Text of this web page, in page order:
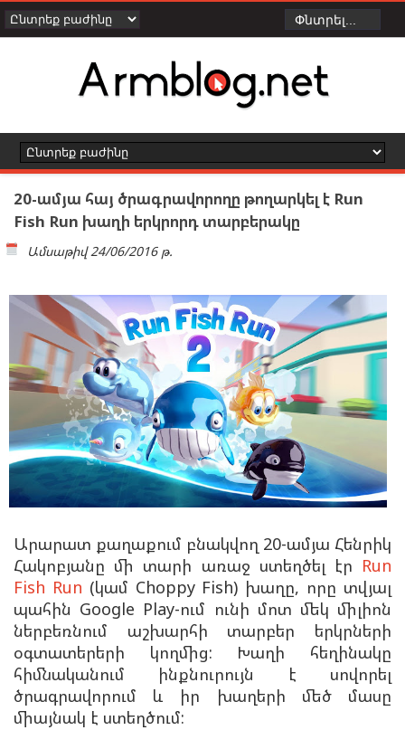
20-ամյա հայ ծրագրավորողը թողարկել է Run
Fish Run խաղի երկրորդ տարբերակը
Ամսաթիվ 24/06/2016 թ.
Արարատ քաղաքում բնակվող 20-ամյա Հենրիկ
Հակոբյանը մի տարի առաջ ստեղծել էր Run
Fish Run (կամ Choppy Fish) խաղը, որը տվյալ
պահին Google Play-ում ունի մոտ մեկ միլիոն
ներբեռնում աշխարհի տարբեր երկրների
օգտատերերի կողմից: Խաղի հեղինակը
հիմնականում ինքնուրույն է սովորել
ծրագրավորում և իր խաղերի մեծ մասը
միայնակ է ստեղծում: